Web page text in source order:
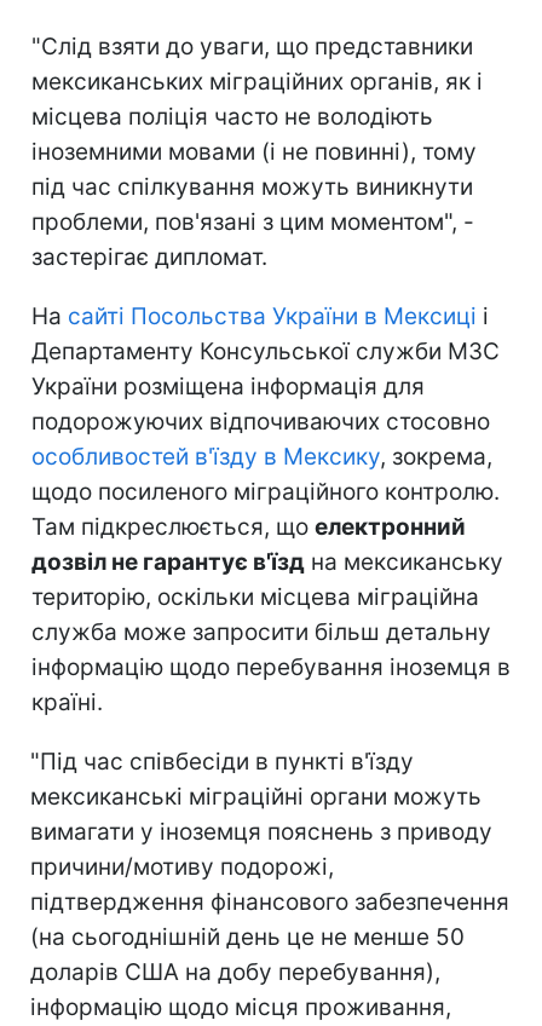
"Слід взяти до уваги, що представники
мексиканських міграційних органів, як і
місцева поліція часто не володіють
іноземними мовами (і не повинні), тому
під час спілкування можуть виникнути
проблеми, пов'язані з цим моментом", -
застерігає дипломат.
На сайті Посольства України в Мексиці і
Департаменту Консульської служби МЗС
України розміщена інформація для
подорожуючих відпочиваючих стосовно
особливостей в'їзду в Мексику, зокрема,
щодо посиленого міграційного контролю.
Там підкреслюється, що електронний
дозвіл не гарантує в'їздна мексиканську
територію, оскільки місцева міграційна
служба може запросити більш детальну
інформацію щодо перебування іноземця в
країні.
"Під час співбесіди в пункті в'їзду
мексиканські міграційні органи можуть
вимагати у іноземця пояснень з приводу
причини/мотиву подорожі,
підтвердження фінансового забезпечення
(на сьогоднішній день це не менше 50
доларів США на добу перебування),
інформацію щодо місця проживання,